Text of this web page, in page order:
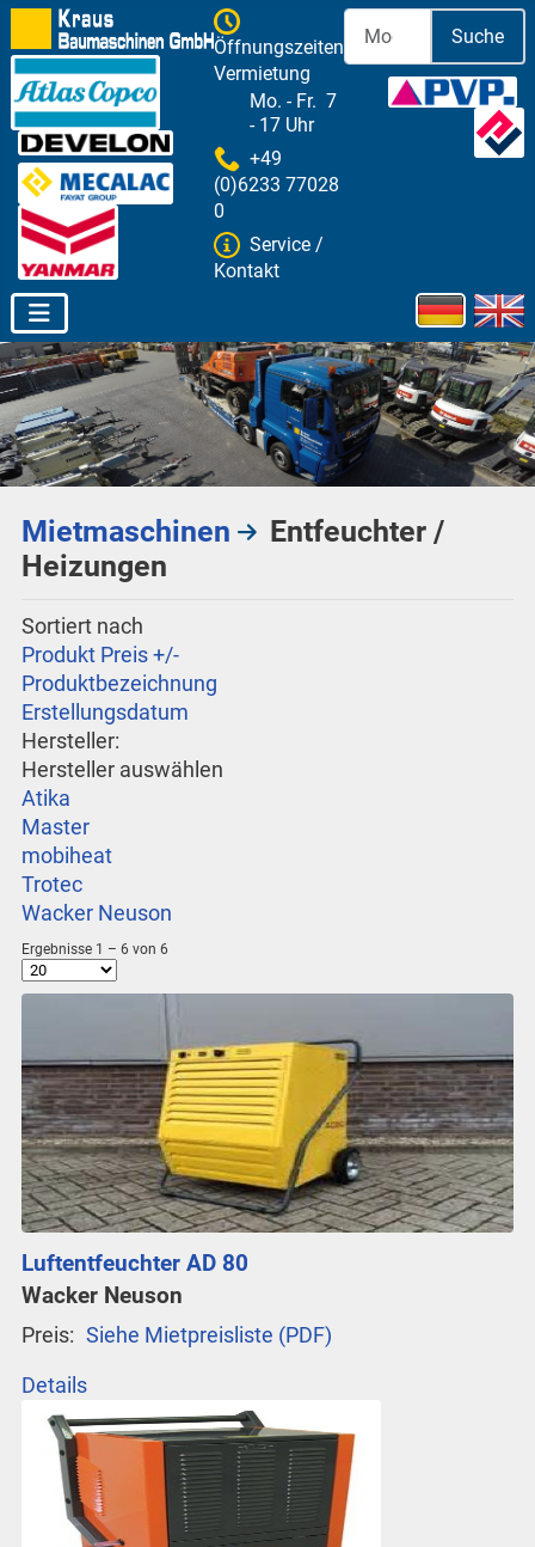
Öffnungszeiten
Vermietung
Mo. - Fr. 7
- 17 Uhr
+49
(0)6233 77028
0
Service /
Kontakt
Suche
Sprache
Mietmaschinen
Entfeuchter /
Heizungen
Sortiert nach
Produkt Preis +/-
Produktbezeichnung
Erstellungsdatum
Hersteller:
Hersteller auswählen
Atika
Master
mobiheat
Trotec
Wacker Neuson
Ergebnisse 1 – 6 von 6
Luftentfeuchter AD 80
Wacker Neuson
Preis: Siehe Mietpreisliste (PDF)
Details